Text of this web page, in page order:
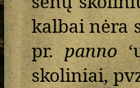
kalbai nėra
pr.panno
skoliniai,